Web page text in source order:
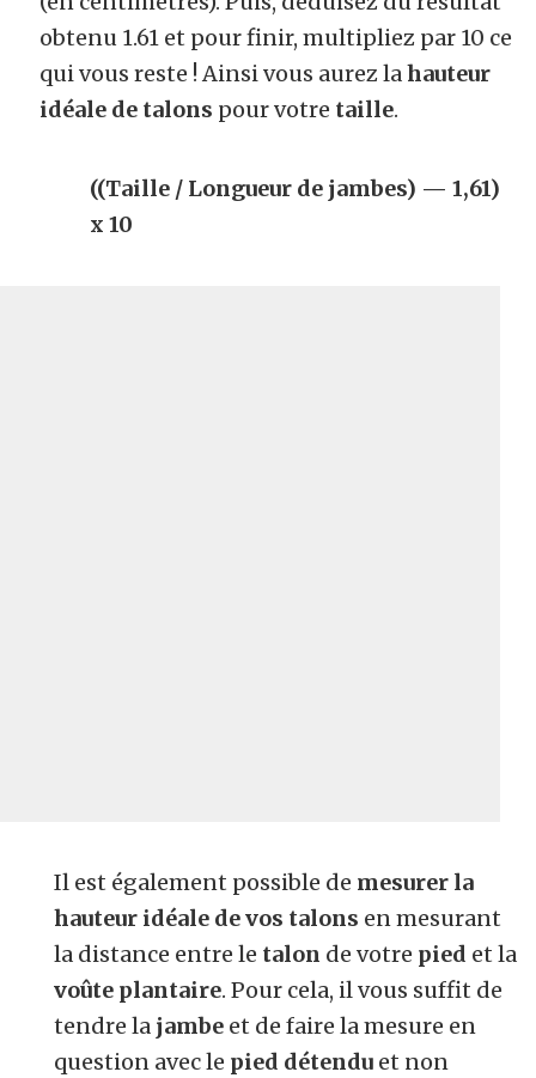
obtenu 1.61 et pour finir, multipliez par 10 ce
qui vous reste ! Ainsi vous aurez lahauteur
idéale de talons pour votre taille.
((Taille / Longueur de jambes) — 1,61)
x 10
Il est également possible de mesurer la
hauteur idéale de vos talons en mesurant
la distance entre le talon de votre pied et la
voûte plantaire. Pour cela, il vous suffit de
tendre la jambe et de faire la mesure en
question avec le pied détendu et non